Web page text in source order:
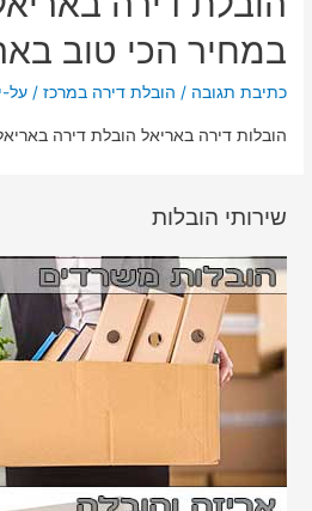
במחיר הכי טוב
כתיבת תגובה / הובלת דירה במרכז / על-
הובלות דירה באריאל הובלת דירה
שירותי הובלות